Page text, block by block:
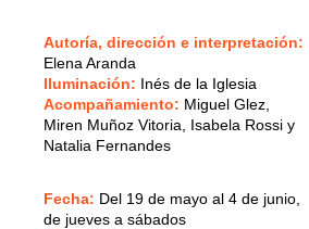
Autoría, dirección e interpretación:
Elena Aranda
Iluminación: Inés de la Iglesia
Acompañamiento: Miguel Glez,
Miren Muñoz Vitoria, Isabela Rossi y
Natalia Fernandes
Fecha: Del 19 de mayo al 4 de junio,
de jueves a sábados